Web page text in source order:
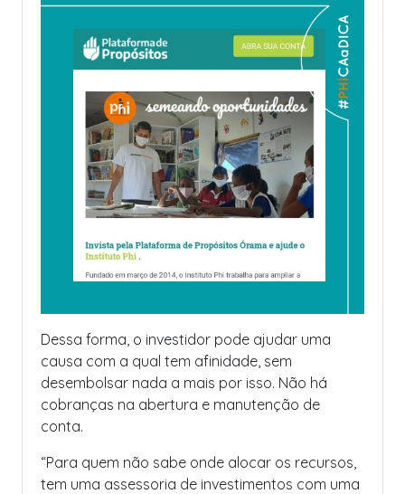
Dessa forma, o investidor pode ajudar uma
causa com a qual tem afinidade, sem
desembolsar nada a mais por isso. Não há
cobranças na abertura e manutenção de
conta.
“Para quem não sabe onde alocar os recursos,
tem uma assessoria de investimentos com uma